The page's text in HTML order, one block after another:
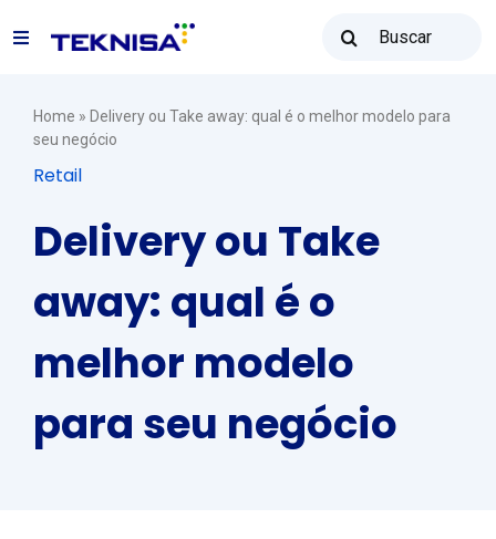
para
resultados
Toggle
Soluções
Vendas: (31) 2122-2300
Contato
Home » Delivery ou Take away: qual é o melhor modelo para
seu negócio
Retail
Delivery ou Take
away: qual é o
melhor modelo
para seu negócio